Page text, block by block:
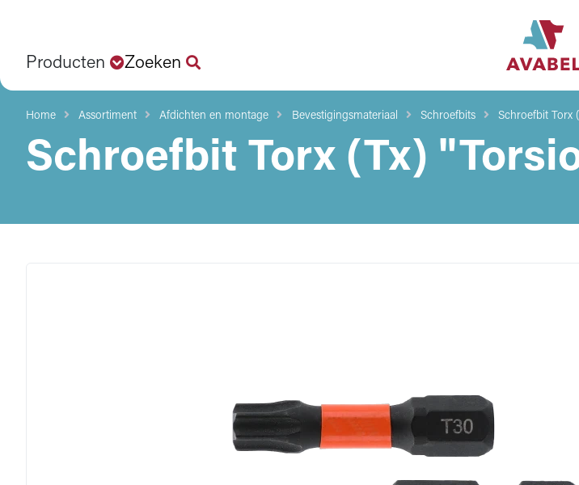
Producten Zoeken
Home Assortiment Afdichten en montage Bevestigingsmateriaal Schroefbits Schroefbit Torx
Schroefbit Torx (Tx)